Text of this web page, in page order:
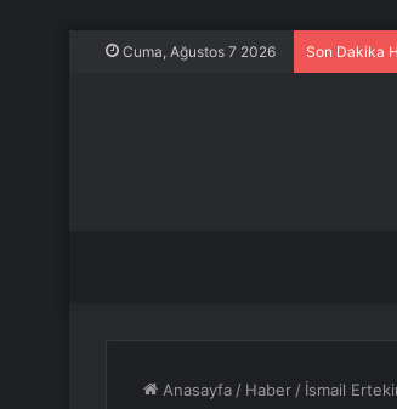
Cuma, Ağustos 7 2026 Son Dakika
Anasayfa / Haber / İsmail